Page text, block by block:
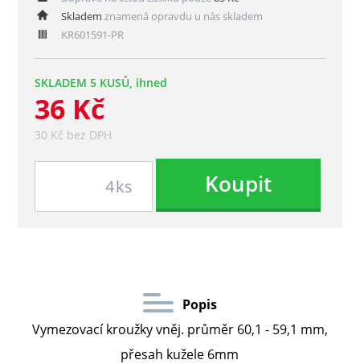
Skladem znamená opravdu u nás skladem
KR601591-PR
SKLADEM 5 KUSŮ, ihned
36 Kč
30 Kč bez DPH
ks Koupit
Popis
Vymezovací kroužky vněj. průměr 60,1 - 59,1 mm,
přesah kužele 6mm